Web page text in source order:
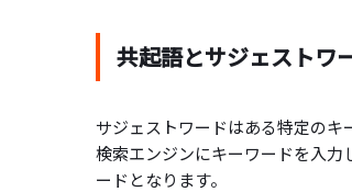
共起語とサジェストワ
サジェストワードはある特定のキ
検索エンジンにキーワードを入
ードとなります。